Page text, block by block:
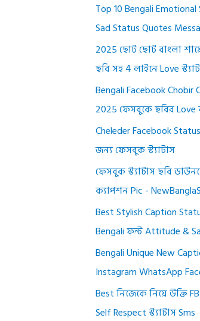
Top 10 Bengali Emotional
Sad Status Quotes
2025 ছোট ছোট বাংলা
ছবি সহ 4 লাইনে Love
Bengali Facebook Chobir
2025 ফেসবুকে ছবির
Cheleder Facebook
জন্য ফেসবুক স্ট্যাটাস
ফেসবুক স্ট্যাটাস ছবি
ক্যাপশন Pic -
Best Stylish Caption
Bengali ফন্ট Attitude &
Bengali Unique New
Instagram WhatsApp
Best নিজেকে নিয়ে উক্তি
Self Respect স্ট্যাটাস Sms